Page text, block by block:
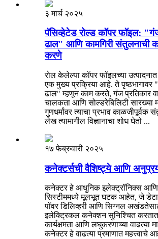
३ मार्च २०२५
पॅसिव्हेटेड रोल्ड कॉपर फॉइल:
ढाल" आणि कामगिरी संतुलनाची
करणे
रोल केलेल्या कॉपर फॉइलच्या
एक मुख्य प्रक्रिया आहे. ते पृष्ठभागावर
ढाल" म्हणून काम करते, गंज प्रतिकार
चालकता आणि सोल्डरेबिलिटी सारख्या
गुणधर्मांवर त्याचा प्रभाव काळजीपूर्वक
लेख त्यामागील विज्ञानाचा शोध घेतो ...
१७ फेब्रुवारी २०२५
कनेक्टर्सची वैशिष्ट्ये आणि
कनेक्टर हे आधुनिक इलेक्ट्रॉनिक्स
सिस्टीममध्ये मूलभूत घटक आहेत, जे डेटा
पॉवर डिलिव्हरी आणि सिग्नल
इलेक्ट्रिकल कनेक्शन सुनिश्चित
कार्यक्षमता आणि लघुकरणाच्या वाढत्या
कनेक्टर हे वाढत्या प्रमाणात महत्त्वाचे